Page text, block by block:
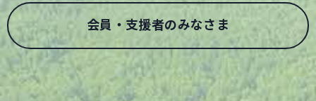
会員・支援者のみなさま